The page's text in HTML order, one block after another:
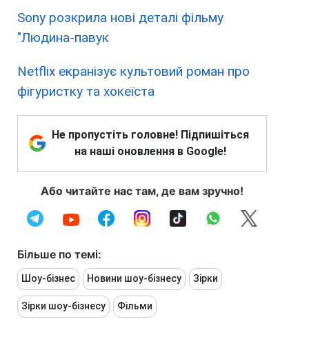
Sony розкрила нові деталі фільму
"Людина-павук
Netflix екранізує культовий роман про
фігуристку та хокеїста
Не пропустіть головне! Підпишіться
на наші оновлення в Google!
Або читайте нас там, де вам зручно!
Більше по темі:
Шоу-бізнес Новини шоу-бізнесу Зірки
Зірки шоу-бізнесу Фільми